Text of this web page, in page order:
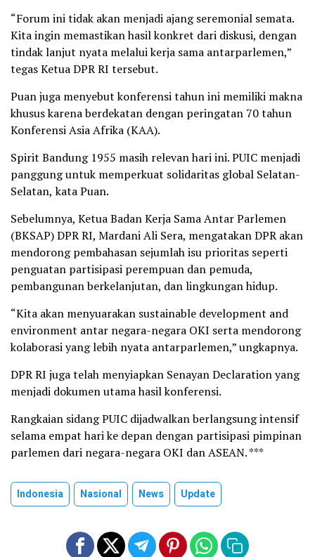
“Forum ini tidak akan menjadi ajang seremonial semata.
Kita ingin memastikan hasil konkret dari diskusi, dengan
tindak lanjut nyata melalui kerja sama antarparlemen,”
tegas Ketua DPR RI tersebut.
Puan juga menyebut konferensi tahun ini memiliki makna
khusus karena berdekatan dengan peringatan 70 tahun
Konferensi Asia Afrika (KAA).
Spirit Bandung 1955 masih relevan hari ini. PUIC menjadi
panggung untuk memperkuat solidaritas global Selatan-
Selatan, kata Puan.
Sebelumnya, Ketua Badan Kerja Sama Antar Parlemen
(BKSAP) DPR RI, Mardani Ali Sera, mengatakan DPR akan
mendorong pembahasan sejumlah isu prioritas seperti
penguatan partisipasi perempuan dan pemuda,
pembangunan berkelanjutan, dan lingkungan hidup.
“Kita akan menyuarakan sustainable development and
environment antar negara-negara OKI serta mendorong
kolaborasi yang lebih nyata antarparlemen,” ungkapnya.
DPR RI juga telah menyiapkan Senayan Declaration yang
menjadi dokumen utama hasil konferensi.
Rangkaian sidang PUIC dijadwalkan berlangsung intensif
selama empat hari ke depan dengan partisipasi pimpinan
parlemen dari negara-negara OKI dan ASEAN. ***
Indonesia Nasional News Update